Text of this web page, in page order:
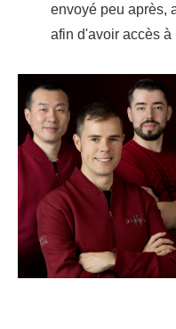
envoyé peu après,
afin d'avoir accès à